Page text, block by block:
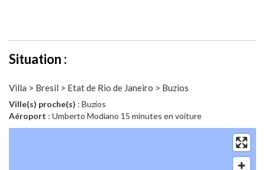
Situation :
Villa > Bresil > Etat de Rio de Janeiro > Buzios
Ville(s) proche(s) : Buzios
Aéroport : Umberto Modiano 15 minutes en voiture